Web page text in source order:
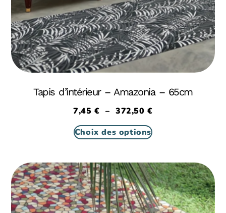
Tapis d’intérieur – Amazonia – 65cm
7,45€ – 372,50€
Choix des options